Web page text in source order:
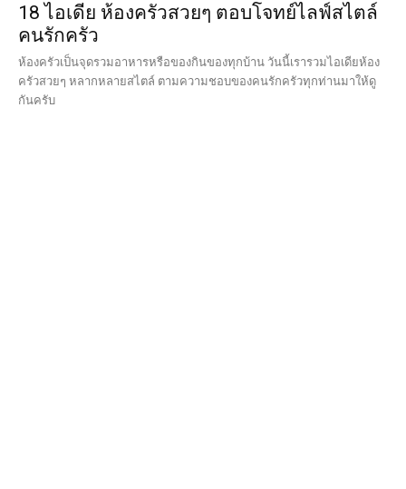
18 ไอเดีย ห้องครัวสวยๆ ตอบโจทย์ไลฟ์สไตล์
คนรักครัว
ห้องครัวเป็นจุดรวมอาหารหรือของกินของทุกบ้าน วันนี้เรารวมไอเดียห้อง
ครัวสวยๆ หลากหลายสไตล์ ตามความชอบของคนรักครัวทุกท่านมาให้ดู
กันครับ